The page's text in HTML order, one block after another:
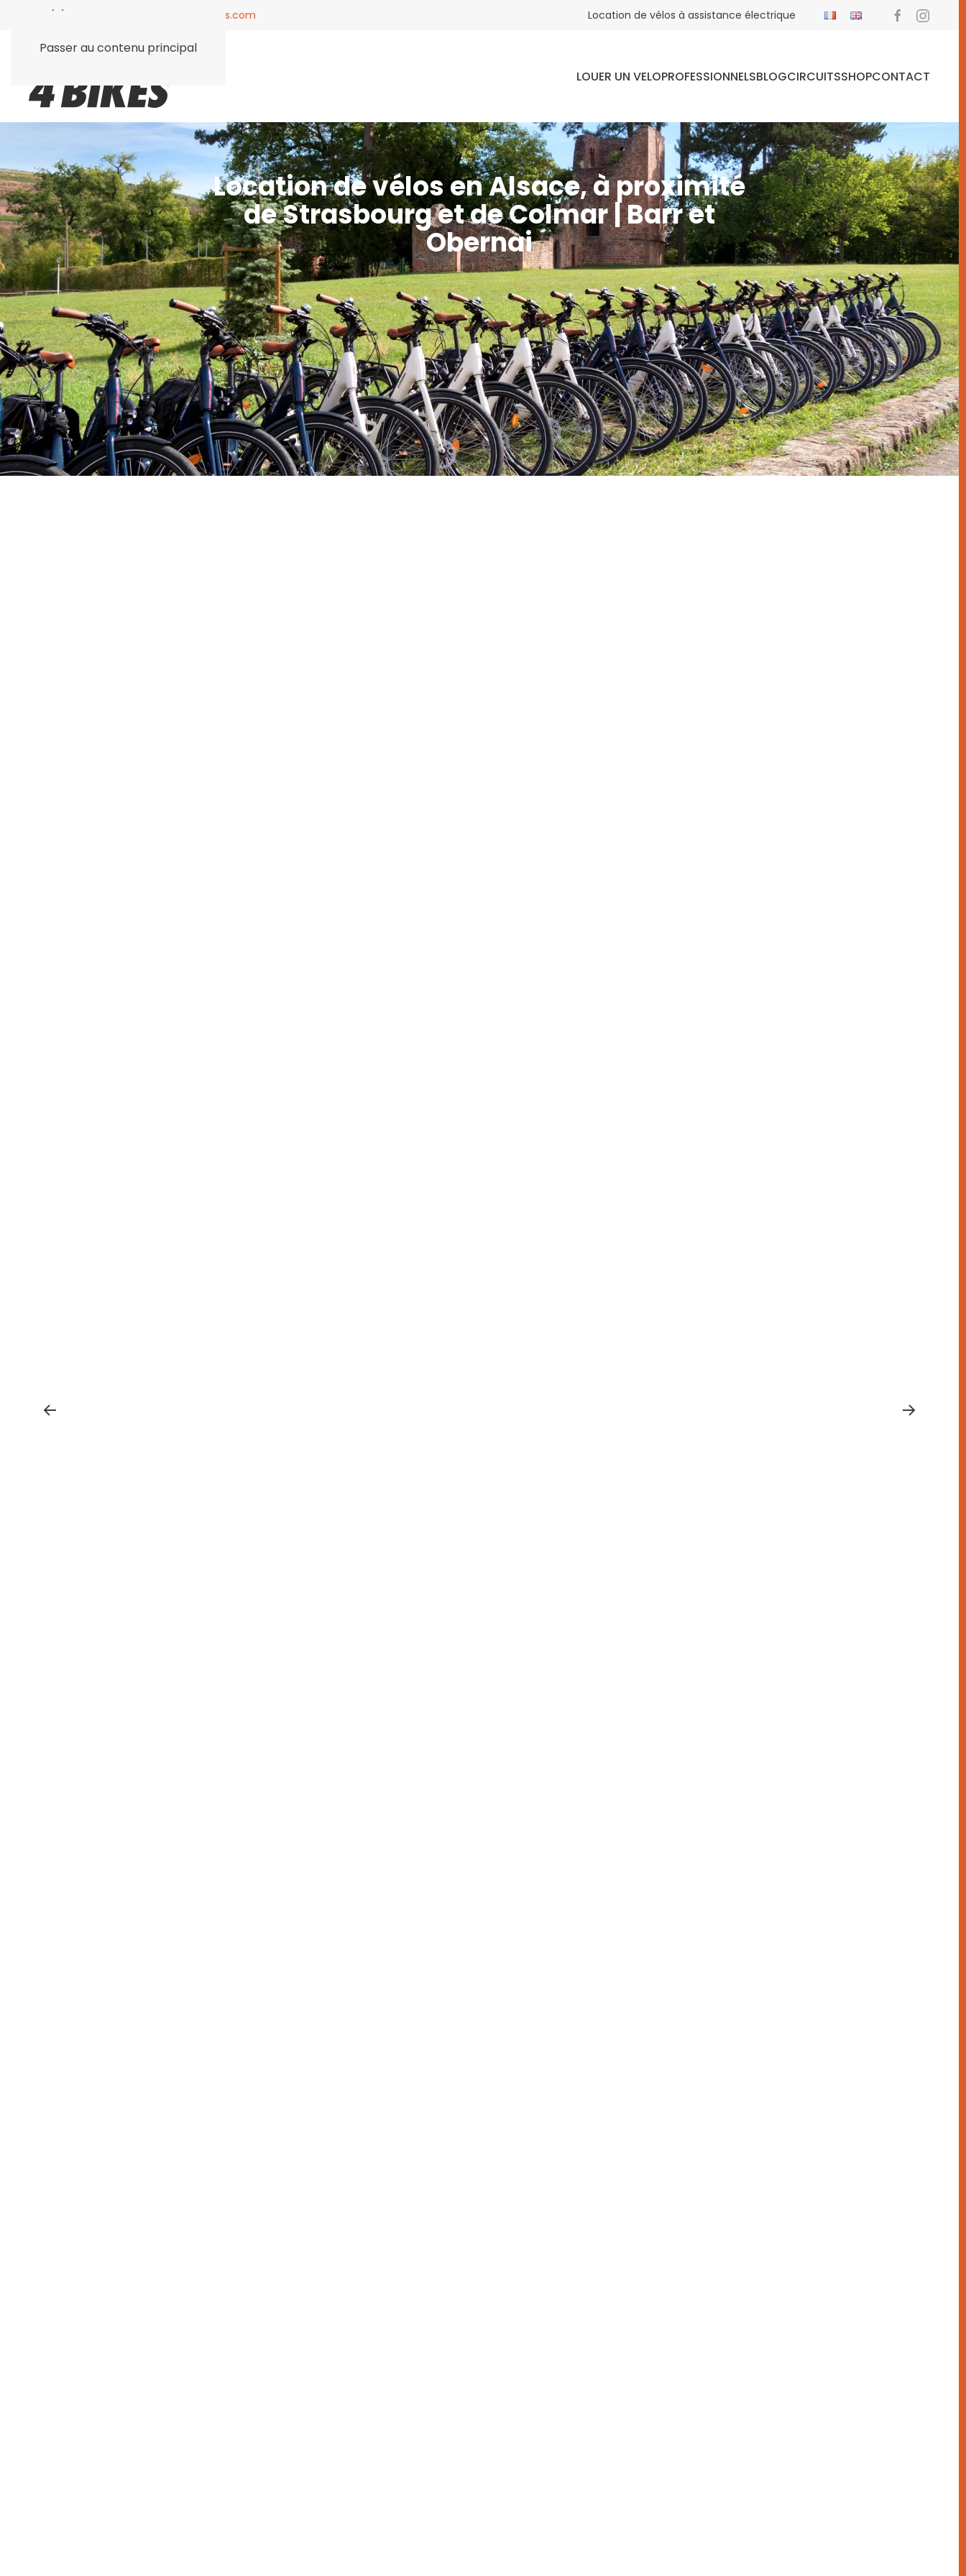
Passer au contenu principal
+33 (0)3 88 74 25 07 | info@spot4bikes.com Location de vélos à assistance électrique
LOUER UN VELOPROFESSIONNELSBLOGCIRCUITSSHOPCONTACT
Location de vélos en Alsace, à proximité
de Strasbourg et de Colmar | Barr et
Obernai